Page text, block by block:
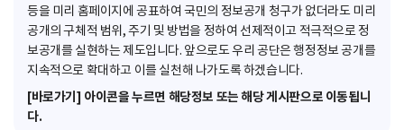
등을 미리 홈페이지에 공표하여 국민의 정보공개 청구가 없더라도 미리
공개의 구체적 범위, 주기 및 방법을 정하여 선제적이고 적극적으로 정
보공개를 실현하는 제도입니다. 앞으로도 우리 공단은 행정정보 공개를
지속적으로 확대하고 이를 실천해 나가도록 하겠습니다.
[바로가기] 아이콘을 누르면 해당정보 또는 해당 게시판으로 이동됩니
다.